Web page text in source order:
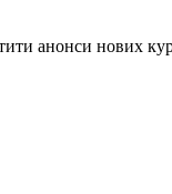
анонси нових